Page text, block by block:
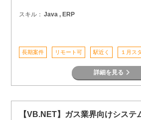
スキル： Java , ERP
長期案件 リモート可 駅近く １月ス
詳細を見る
【VB.NET】ガス業界向けシステ